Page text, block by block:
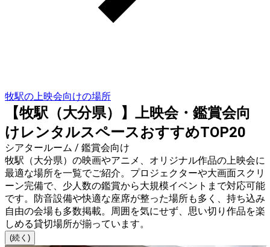
牧駅の上映会向けの場所
【牧駅（大分県）】上映会・鑑賞会向
けレンタルスペースおすすめTOP20
シアタールーム / 鑑賞会向け
牧駅（大分県）の映画やアニメ、オリジナル作品の上映会に
最適な場所を一覧でご紹介。プロジェクターや大画面スクリ
ーン完備で、少人数の鑑賞から大規模イベントまで対応可能
です。防音設備や快適な座席が整った場所も多く、持ち込み
自由の会場も多数掲載。周囲を気にせず、思い切り作品を楽
しめる貸切場所が揃っています。
(続く)